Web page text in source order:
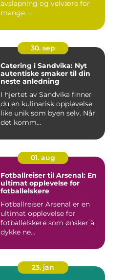
avslapning og velvære for
mange. ...
30. sep
Catering i Sandvika: Nyt
autentiske smaker til din
neste anledning
I hjertet av Sandvika finner
du en kulinarisk opplevelse
like unik som byen selv. Når
det komm...
01. aug
Fotballreiser til Arsenal: En
ultimat opplevelse for
fotballelskere
Fotballreiser Arsenal er en
ultimat opplevelse for
fotballelskere som ønsker å
dykke ne...
23. jan